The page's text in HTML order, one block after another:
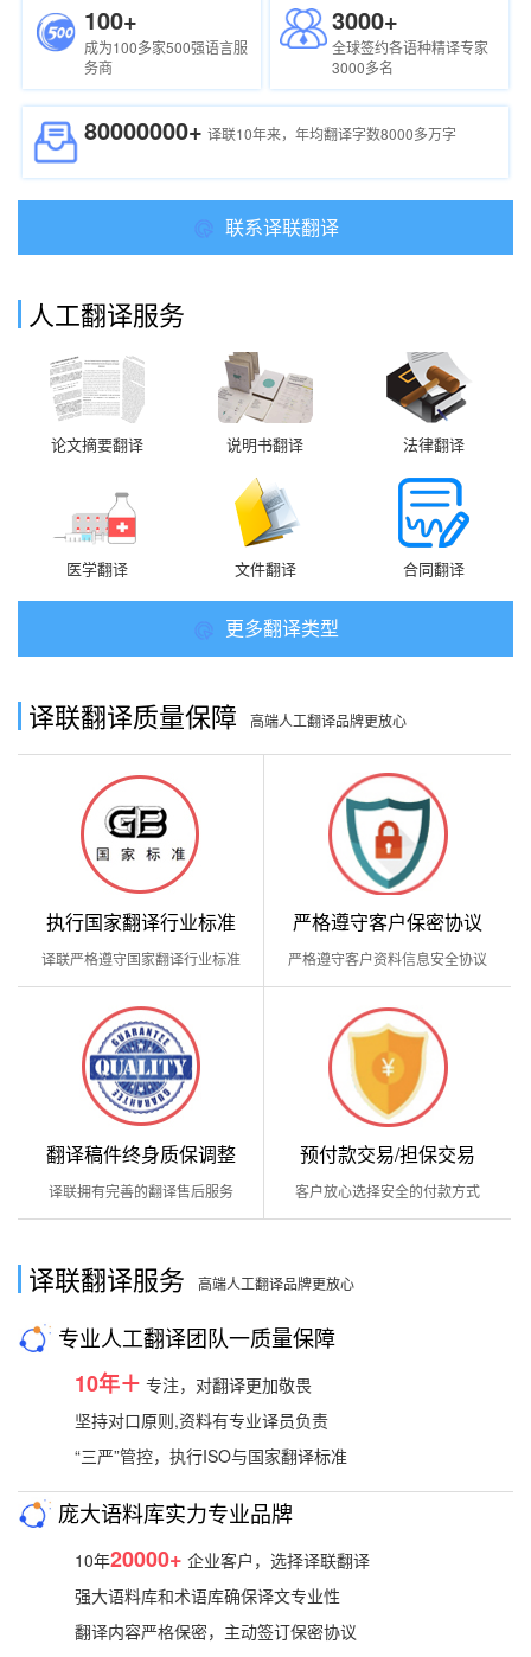
100+
成为100多家500强语言服
务商
3000+
全球签约各语种精译专家
3000多名
80000000+ 译联10年来，年均翻译字数8000多万字
联系译联翻译
人工翻译服务
论文摘要翻译 说明书翻译 法律翻译
医学翻译 文件翻译 合同翻译
更多翻译类型
译联翻译质量保障 高端人工翻译品牌更放心
执行国家翻译行业标准
译联严格遵守国家翻译行业标准
严格遵守客户保密协议
严格遵守客户资料信息安全协议
翻译稿件终身质保调整
译联拥有完善的翻译售后服务
预付款交易/担保交易
客户放心选择安全的付款方式
译联翻译服务 高端人工翻译品牌更放心
专业人工翻译团队一质量保障
10年＋ 专注，对翻译更加敬畏
坚持对口原则,资料有专业译员负责
“三严”管控，执行ISO与国家翻译标准
庞大语料库实力专业品牌
10年20000+ 企业客户，选择译联翻译
强大语料库和术语库确保译文专业性
翻译内容严格保密，主动签订保密协议